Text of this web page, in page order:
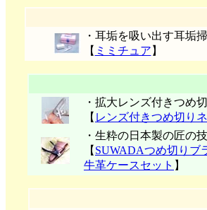
・耳垢を吸い出す耳垢
【 ミミチュア 】
・拡大レンズ付きつめ
【 レンズ付きつめ切り
・生粋の日本製の匠の技
【 SUWADAつめ切りブ
牛革ケースセット 】